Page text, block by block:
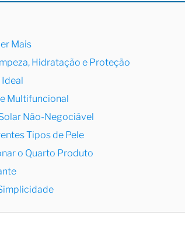
Mais
Hidratação e Proteção
Ideal
Multifuncional
Não-Negociável
Tipos de Pele
o Quarto Produto